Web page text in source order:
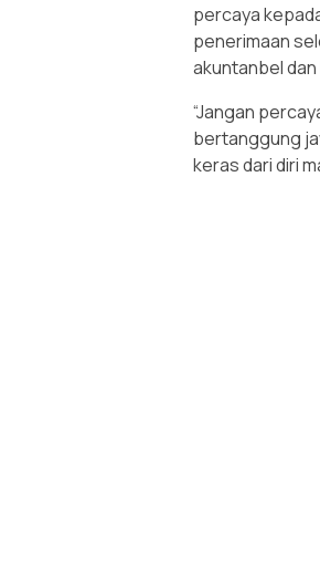
percaya
penerimaan
akuntanbel dan
“Jangan
bertanggung
keras dari diri